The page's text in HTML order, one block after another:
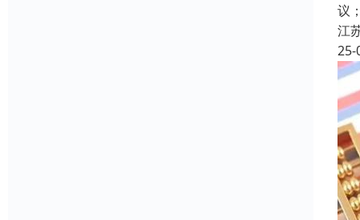
议
江
25-